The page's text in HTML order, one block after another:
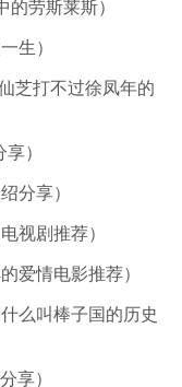
劳斯莱斯）
生）
芝打不过徐凤年的
）
分享）
视剧推荐）
爱情电影推荐）
么叫棒子国的历史
享）